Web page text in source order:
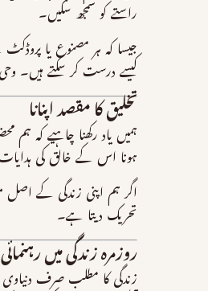
راستے کو سمجھ سکیں۔
جیسا کہ ہر مصنوع یا
کیسے درست کر سکتے ہیں۔
تخلیق کا مقصد اپنانا
ہمیں یاد رکھنا چاہیے کہ
ہونا اس کے خالق کی
اگر ہم اپنی زندگی کے اصل
تحریک دیتا ہے۔
روزمرہ زندگی میں رہنمائی
زندگی کا مطلب صرف